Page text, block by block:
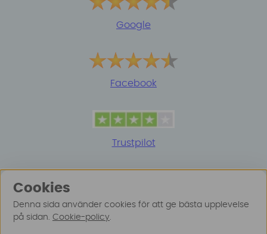
Google
Facebook
Trustpilot
Cookies
Denna sida använder cookies för att ge bästa upplevelse
på sidan. Cookie-policy.